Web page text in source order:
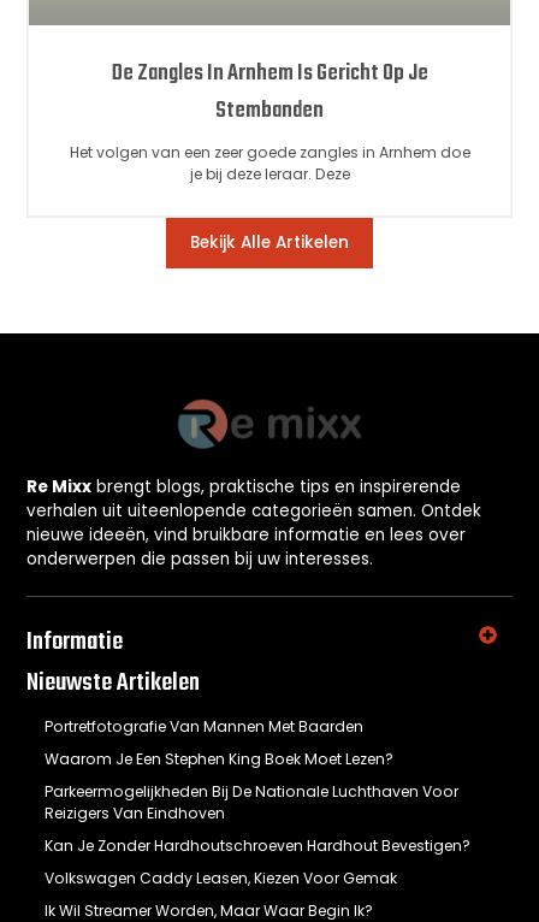
De Zangles In Arnhem Is Gericht Op Je
Stembanden
Het volgen van een zeer goede zangles in Arnhem doe
je bij deze leraar. Deze
Bekijk Alle Artikelen
Re Mixx brengt blogs, praktische tips en inspirerende
verhalen uit uiteenlopende categorieën samen. Ontdek
nieuwe ideeën, vind bruikbare informatie en lees over
onderwerpen die passen bij uw interesses.
Informatie
Nieuwste Artikelen
Portretfotografie Van Mannen Met Baarden
Waarom Je Een Stephen King Boek Moet Lezen?
Parkeermogelijkheden Bij De Nationale Luchthaven Voor
Reizigers Van Eindhoven
Kan Je Zonder Hardhoutschroeven Hardhout Bevestigen?
Volkswagen Caddy Leasen, Kiezen Voor Gemak
Ik Wil Streamer Worden, Maar Waar Begin Ik?